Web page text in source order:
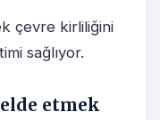
çevre kirliliğini
sağlıyor.
etmek